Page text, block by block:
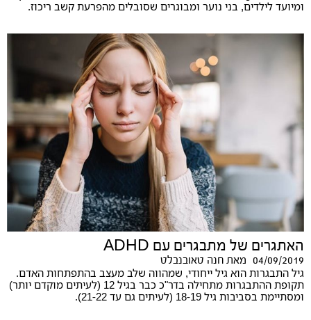
ומיועד לילדים, בני נוער ומבוגרים שסובלים מהפרעת קשב ריכוז.
האתגרים של מתבגרים עם ADHD
04/09/2019 מאת חנה טאובנבלט
גיל התבגרות הוא גיל ייחודי, שמהווה שלב מעצב בהתפתחות האדם.
תקופת ההתבגרות מתחילה בדר"כ כבר בגיל 12 (לעיתים מוקדם יותר)
ומסתיימת בסביבות גיל 18-19 (לעיתים גם עד 21-22).